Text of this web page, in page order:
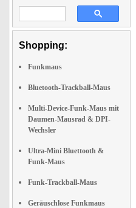
Shopping:
Funkmaus
Bluetooth-Trackball-Maus
Multi-Device-Funk-Maus mit
Daumen-Mausrad & DPI-
Wechsler
Ultra-Mini Bluettooth &
Funk-Maus
Funk-Trackball-Maus
Geräuschlose Funkmaus